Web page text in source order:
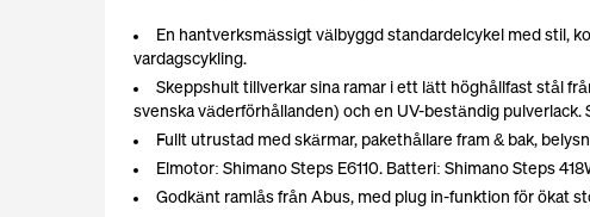
En hantverksmässigt välbyggd standardelcykel med stil,
vardagscykling.
Skeppshult tillverkar sina ramar i ett lätt höghållfast stål
svenska väderförhållanden) och en UV-beständig
Fullt utrustad med skärmar, pakethållare fram & bak,
Elmotor: Shimano Steps E6110. Batteri: Shimano Steps
Godkänt ramlås från Abus, med plug in-funktion för ökat